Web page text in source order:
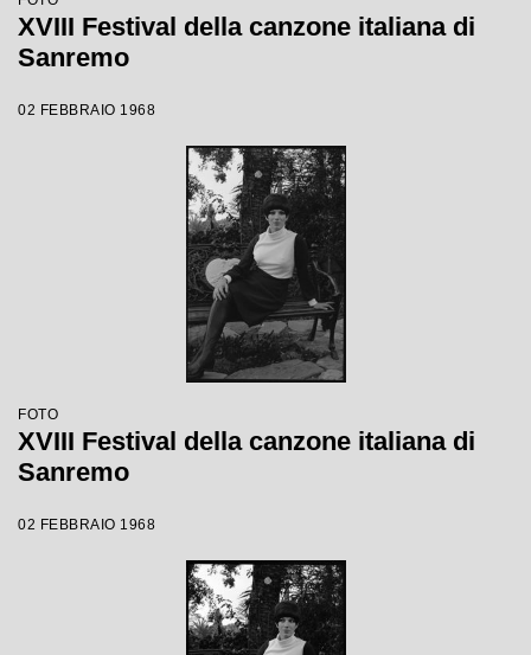
XVIII Festival della canzone italiana di
Sanremo
02 FEBBRAIO 1968
FOTO
XVIII Festival della canzone italiana di
Sanremo
02 FEBBRAIO 1968